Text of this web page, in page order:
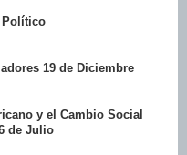
Político
19 de Diciembre
y el Cambio Social
de Julio